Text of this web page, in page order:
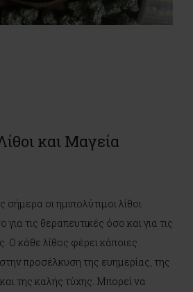
και Μαγεία
οι ημιπολύτιμοι λίθοι
τις θεραπευτικές όσο και για τις
Ο κάθε λίθος φέρει κάποιες
προσέλκυση της ευημερίας, της
της καλής τύχης. Μπορεί να